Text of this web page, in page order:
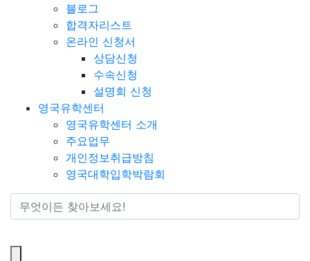
블로그
합격자리스트
온라인 신청서
상담신청
수속신청
설명회 신청
영국유학센터
영국유학센터 소개
주요업무
개인정보취급방침
영국대학입학박람회
통합검색